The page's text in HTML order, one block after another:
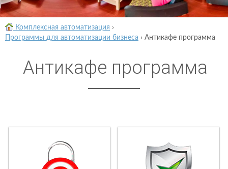
Комплексная автоматизация ›
Программы для автоматизации бизнеса › Антикафе программа
Антикафе программа